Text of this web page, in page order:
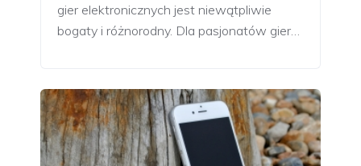
gier elektronicznych jest niewątpliwie
bogaty i różnorodny. Dla pasjonatów gier…